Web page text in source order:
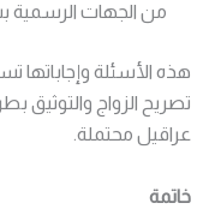
من الجهات الرسمية
هذه الأسئلة
تصريح الزواج والتوثيق
عراقيل محتملة.
خاتمة